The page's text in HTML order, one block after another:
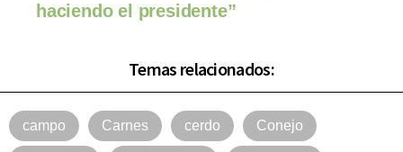
haciendo el presidente”
Temas relacionados:
campo Carnes cerdo Conejo